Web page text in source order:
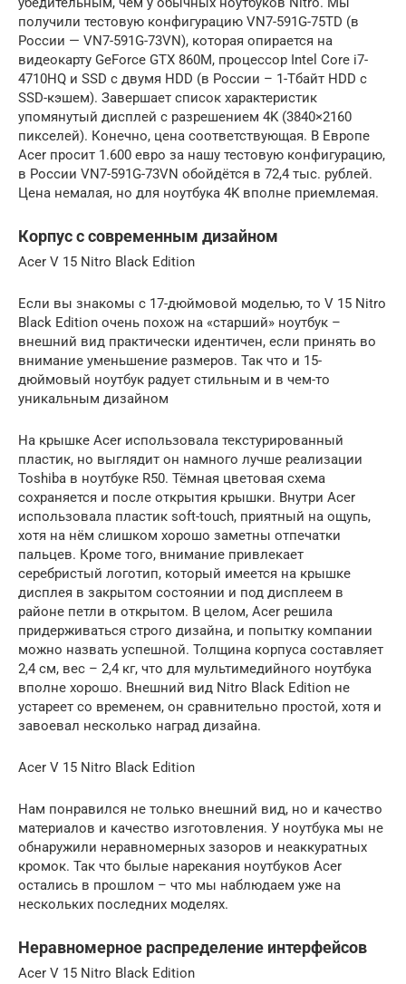
получили тестовую конфигурацию VN7-591G-75TD (в
России — VN7-591G-73VN), которая опирается на
видеокарту GeForce GTX 860M, процессор Intel Core i7-
4710HQ и SSD с двумя HDD (в России – 1-Тбайт HDD с
SSD-кэшем). Завершает список характеристик
упомянутый дисплей с разрешением 4K (3840×2160
пикселей). Конечно, цена соответствующая. В Европе
Acer просит 1.600 евро за нашу тестовую конфигурацию,
в России VN7-591G-73VN обойдётся в 72,4 тыс. рублей.
Цена немалая, но для ноутбука 4K вполне приемлемая.
Корпус с современным дизайном
Acer V 15 Nitro Black Edition
Если вы знакомы с 17-дюймовой моделью, то V 15 Nitro
Black Edition очень похож на «старший» ноутбук –
внешний вид практически идентичен, если принять во
внимание уменьшение размеров. Так что и 15-
дюймовый ноутбук радует стильным и в чем-то
уникальным дизайном
На крышке Acer использовала текстурированный
пластик, но выглядит он намного лучше реализации
Toshiba в ноутбуке R50. Тёмная цветовая схема
сохраняется и после открытия крышки. Внутри Acer
использовала пластик soft-touch, приятный на ощупь,
хотя на нём слишком хорошо заметны отпечатки
пальцев. Кроме того, внимание привлекает
серебристый логотип, который имеется на крышке
дисплея в закрытом состоянии и под дисплеем в
районе петли в открытом. В целом, Acer решила
придерживаться строго дизайна, и попытку компании
можно назвать успешной. Толщина корпуса составляет
2,4 см, вес – 2,4 кг, что для мультимедийного ноутбука
вполне хорошо. Внешний вид Nitro Black Edition не
устареет со временем, он сравнительно простой, хотя и
завоевал несколько наград дизайна.
Acer V 15 Nitro Black Edition
Нам понравился не только внешний вид, но и качество
материалов и качество изготовления. У ноутбука мы не
обнаружили неравномерных зазоров и неаккуратных
кромок. Так что былые нарекания ноутбуков Acer
остались в прошлом – что мы наблюдаем уже на
нескольких последних моделях.
Неравномерное распределение интерфейсов
Acer V 15 Nitro Black Edition